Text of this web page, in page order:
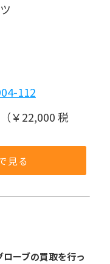
112
￥22,000 税
見る
ーブの買取を行っ